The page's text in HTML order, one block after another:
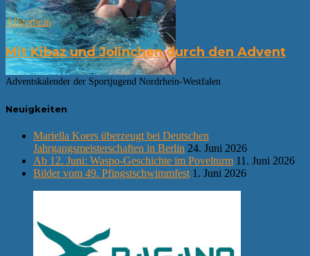
Allgemein
Mit Kibaz und Jolinchen durch den Advent
Adventskalender der Sportjugend Nordrhein-Westfalen
Neuigkeiten
Mariella Koers überzeugt bei Deutschen
Jahrgangsmeisterschaften in Berlin 24. Juni 2026
Ab 12. Juni: Waspo-Geschichte im Povelturm 11. Juni 2026
Bilder vom 49. Pfingstschwimmfest 1. Juni 2026